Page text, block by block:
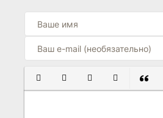
ПОЛУЖИРНЫЙ
КУРСИВПОДЧЕРКНУТЫЙ